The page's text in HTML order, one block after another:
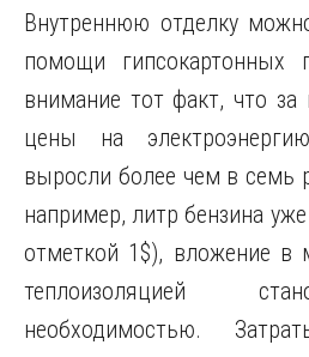
Внутреннюю отделку
помощи гипсокартонных
внимание тот факт, что
цены на
выросли более чем в семь
например, литр бензина
отметкой 1$), вложение в
теплоизоляцией
необходимостью.